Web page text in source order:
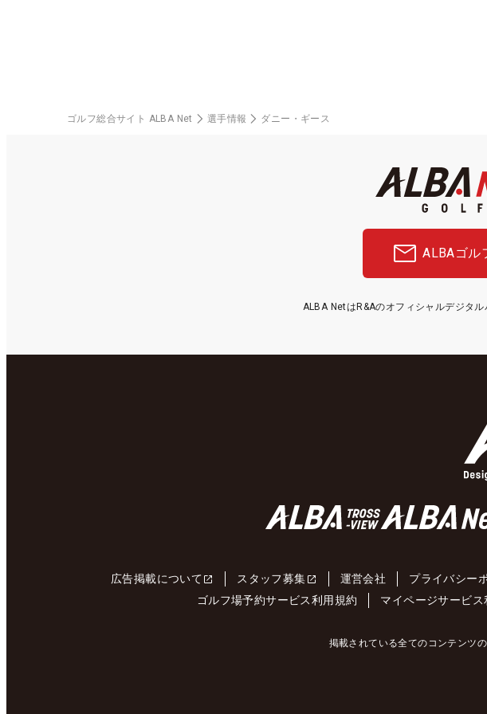
ゴルフ総合サイト ALBA Net 選手情報 ダニー・ギース
ALBAゴル
ALBA NetはR&Aのオフィシャルデジタ
広告掲載について スタッフ募集 運営会社 プライバシー
ゴルフ場予約サービス利用規約
マイページサービス
掲載されている全てのコンテンツ